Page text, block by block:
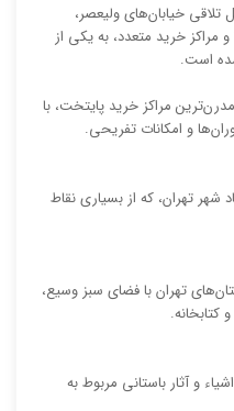
خیابان‌های ولیعصر،
مراکز خرید متعدد، به یکی از
است.
مراکز خرید پایتخت، با
و امکانات تفریحی.
شهر تهران، که از بسیاری نقاط
تهران با فضای سبز وسیع،
کتابخانه.
و آثار باستانی مربوط به